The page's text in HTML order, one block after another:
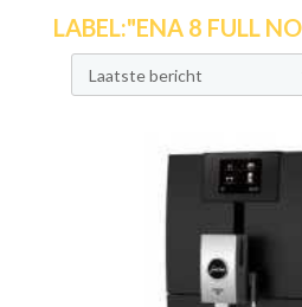
LABEL:"ENA 8 FULL